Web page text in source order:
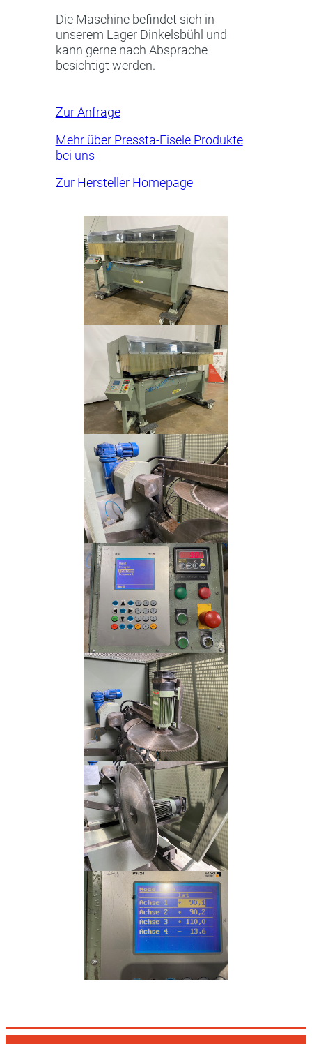
Die Maschine befindet sich in
unserem Lager Dinkelsbühl und
kann gerne nach Absprache
besichtigt werden.
Zur Anfrage
Mehr über Pressta-Eisele Produkte
bei uns
Zur Hersteller Homepage